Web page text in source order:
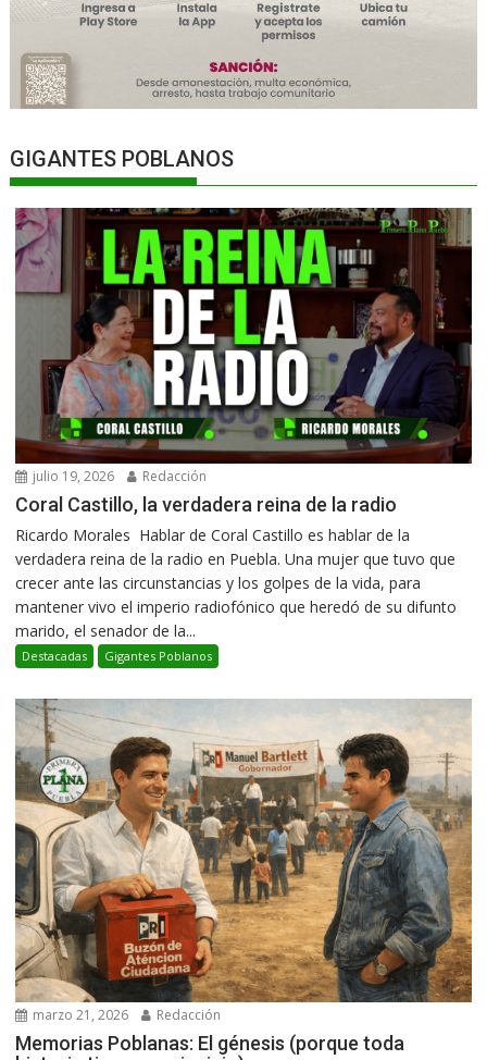
GIGANTES POBLANOS
julio 19, 2026 Redacción
Coral Castillo, la verdadera reina de la radio
Ricardo Morales Hablar de Coral Castillo es hablar de la
verdadera reina de la radio en Puebla. Una mujer que tuvo que
crecer ante las circunstancias y los golpes de la vida, para
mantener vivo el imperio radiofónico que heredó de su difunto
marido, el senador de la...
Destacadas Gigantes Poblanos
marzo 21, 2026 Redacción
Memorias Poblanas: El génesis (porque toda